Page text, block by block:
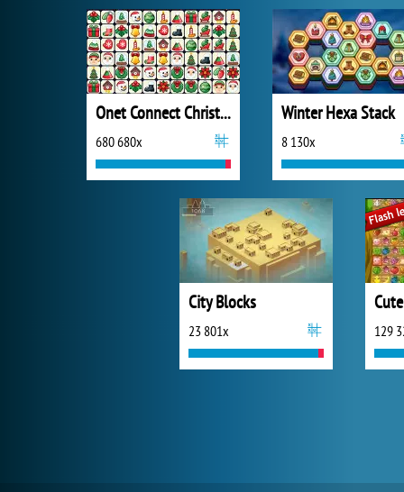
Onet Connect Christmas
680 680x
Winter Hexa Stack
8 130x
City Blocks
23 801x 129